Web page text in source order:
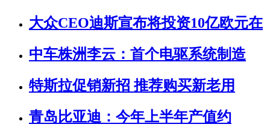
大众CEO迪斯宣布将投资10亿欧元在
中车株洲李云：首个电驱系统制造
特斯拉促销新招 推荐购买新老用
青岛比亚迪：今年上半年产值约